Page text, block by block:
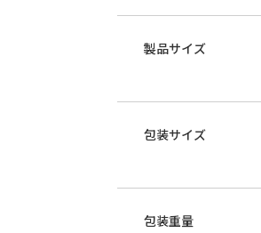
製品サイズ
包装サイズ
包装重量